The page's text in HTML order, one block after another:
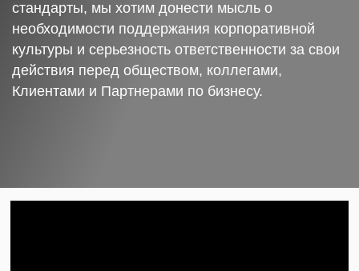
стандарты, мы хотим донести мысль о
необходимости поддержания корпоративной
культуры и серьезность ответственности за свои
действия перед обществом, коллегами,
Клиентами и Партнерами по бизнесу.